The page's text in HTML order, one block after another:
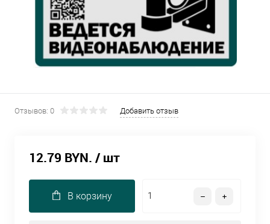
Отзывов: 0 Добавить отзыв
12.79 BYN. / шт
В корзину